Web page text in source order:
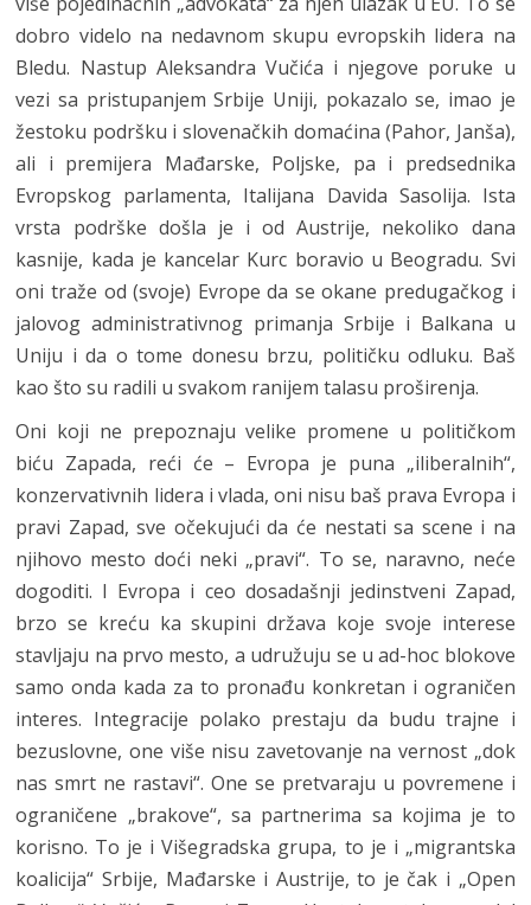
dobro videlo na nedavnom skupu evropskih lidera na
Bledu. Nastup Aleksandra Vučića i njegove poruke u
vezi sa pristupanjem Srbije Uniji, pokazalo se, imao je
žestoku podršku i slovenačkih domaćina (Pahor, Janša),
ali i premijera Mađarske, Poljske, pa i predsednika
Evropskog parlamenta, Italijana Davida Sasolija. Ista
vrsta podrške došla je i od Austrije, nekoliko dana
kasnije, kada je kancelar Kurc boravio u Beogradu. Svi
oni traže od (svoje) Evrope da se okane predugačkog i
jalovog administrativnog primanja Srbije i Balkana u
Uniju i da o tome donesu brzu, političku odluku. Baš
kao što su radili u svakom ranijem talasu proširenja.
Oni koji ne prepoznaju velike promene u političkom
biću Zapada, reći će – Evropa je puna „iliberalnih“,
konzervativnih lidera i vlada, oni nisu baš prava Evropa i
pravi Zapad, sve očekujući da će nestati sa scene i na
njihovo mesto doći neki „pravi“. To se, naravno, neće
dogoditi. I Evropa i ceo dosadašnji jedinstveni Zapad,
brzo se kreću ka skupini država koje svoje interese
stavljaju na prvo mesto, a udružuju se u ad-hoc blokove
samo onda kada za to pronađu konkretan i ograničen
interes. Integracije polako prestaju da budu trajne i
bezuslovne, one više nisu zavetovanje na vernost „dok
nas smrt ne rastavi“. One se pretvaraju u povremene i
ograničene „brakove“, sa partnerima sa kojima je to
korisno. To je i Višegradska grupa, to je i „migrantska
koalicija“ Srbije, Mađarske i Austrije, to je čak i „Open